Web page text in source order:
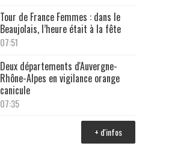
Tour de France Femmes : dans le
Beaujolais, l’heure était à la fête
07:51
Deux départements d'Auvergne-
Rhône-Alpes en vigilance orange
canicule
07:35
+ d'infos